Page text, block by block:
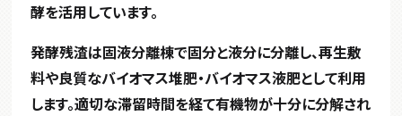
酵を活用しています。
発酵残渣は固液分離棟で固分と液分に分離し、再生敷
料や良質なバイオマス堆肥・バイオマス液肥として利用
します。適切な滞留時間を経て有機物が十分に分解され